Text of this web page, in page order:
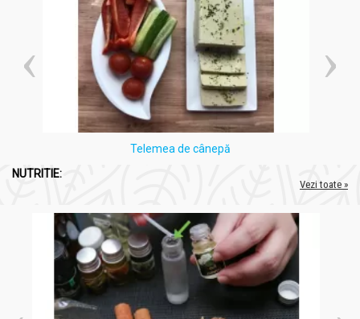
Telemea de cânepă
NUTRITIE:
Vezi toate »